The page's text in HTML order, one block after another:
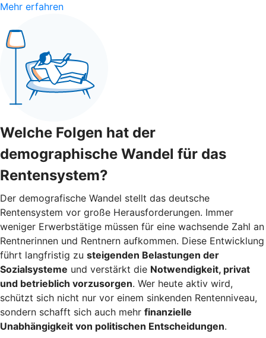
Mehr erfahren
Welche Folgen hat der
demographische Wandel für das
Rentensystem?
Der demografische Wandel stellt das deutsche
Rentensystem vor große Herausforderungen. Immer
weniger Erwerbstätige müssen für eine wachsende Zahl an
Rentnerinnen und Rentnern aufkommen. Diese Entwicklung
führt langfristig zu steigenden Belastungen der
Sozialsysteme und verstärkt die Notwendigkeit, privat
und betrieblich vorzusorgen. Wer heute aktiv wird,
schützt sich nicht nur vor einem sinkenden Rentenniveau,
sondern schafft sich auch mehr finanzielle
Unabhängigkeit von politischen Entscheidungen.